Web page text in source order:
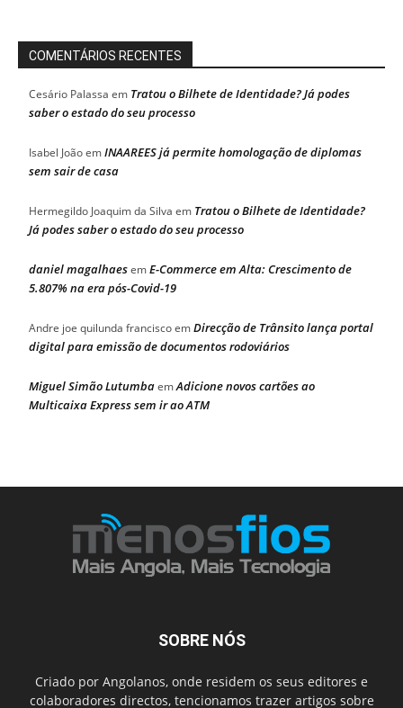
COMENTÁRIOS RECENTES
Cesário Palassa em Tratou o Bilhete de Identidade? Já podes
saber o estado do seu processo
Isabel JoãoemINAAREES já permite homologação de diplomas
sem sair de casa
Hermegildo Joaquim da Silva em Tratou o Bilhete de Identidade?
Já podes saber o estado do seu processo
daniel magalhaesemE-Commerce em Alta: Crescimento de
5.807% na era pós-Covid-19
Andre joe quilunda franciscoemDirecção de Trânsito lança portal
digital para emissão de documentos rodoviários
Miguel Simão LutumbaemAdicione novos cartões ao
Multicaixa Express sem ir ao ATM
SOBRE NÓS
Criado por Angolanos, onde residem os seus editores e
colaboradores directos, tencionamos trazer artigos sobre